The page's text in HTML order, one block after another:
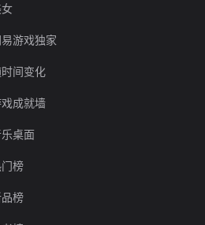
游戏独家
时间变化
成就墙
桌面
榜
榜